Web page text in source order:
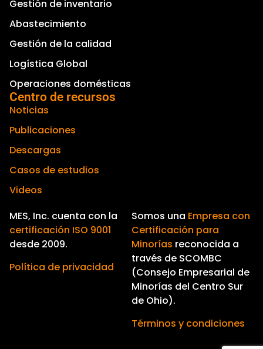
Gestión de inventario
Abastecimiento
Gestión de la calidad
Logística Global
Operaciones domésticas
Centro de recursos
Noticias
Publicaciones
Descargas
Casos de estudios
Videos
MES, Inc. cuenta con la
certificación ISO 9001
desde 2009.
Política de privacidad
Somos una Empresa con
Certificación para
Minorías reconocida a
través de SCOMBC
(Consejo Empresarial de
Minorías del Centro Sur
de Ohio).
Términos y condiciones